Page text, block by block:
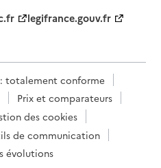
legifrance.gouv.fr
totalement conforme
Prix et comparateurs
des cookies
de communication
évolutions